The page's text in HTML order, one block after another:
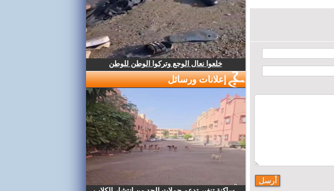
خلعوا نعال الوجع وتركوا الوطن للوطن
إعلانات ورسائل